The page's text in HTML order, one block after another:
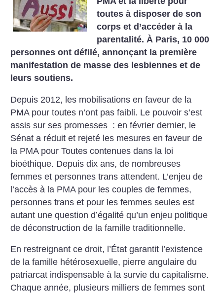
toutes à disposer de son
corps et d’accéder à la
parentalité. À Paris, 10 000
personnes ont défilé, annonçant la première
manifestation de masse des lesbiennes et de
leurs soutiens.
Depuis 2012, les mobilisations en faveur de la
PMA pour toutes n’ont pas faibli. Le pouvoir s’est
assis sur ses promesses : en février dernier, le
Sénat a réduit et rejeté les mesures en faveur de
la PMA pour Toutes contenues dans la loi
bioéthique. Depuis dix ans, de nombreuses
femmes et personnes trans attendent. L’enjeu de
l’accès à la PMA pour les couples de femmes,
personnes trans et pour les femmes seules est
autant une question d’égalité qu’un enjeu politique
de déconstruction de la famille traditionnelle.
En restreignant ce droit, l’État garantit l’existence
de la famille hétérosexuelle, pierre angulaire du
patriarcat indispensable à la survie du capitalisme.
Chaque année, plusieurs milliers de femmes sont